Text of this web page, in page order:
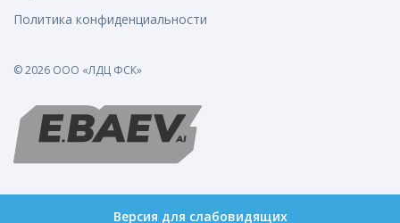
Политика конфиденциальности
© 2026 ООО «ЛДЦ ФСК»
Версия для слабовидящих